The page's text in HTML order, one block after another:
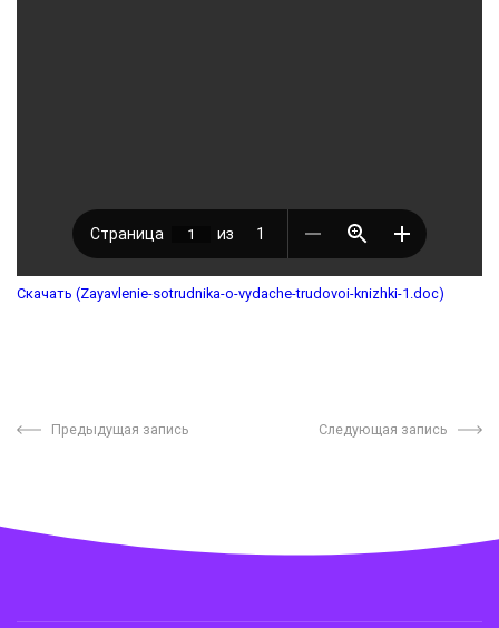
Скачать (Zayavlenie-sotrudnika-o-vydache-trudovoi-knizhki-1.doc)
Предыдущая запись Следующая запись